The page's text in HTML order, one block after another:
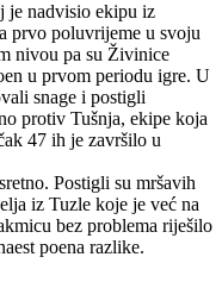
je nadvisio ekipu iz
prvo poluvrijeme u svoju
nivou pa su Živinice
u prvom periodu igre. U
snage i postigli
protiv Tušnja, ekipe koja
47 ih je završilo u
Postigli su mršavih
iz Tuzle koje je već na
bez problema riješilo
poena razlike.